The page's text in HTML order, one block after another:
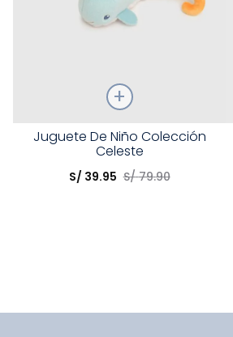
Talla
Elige una opción
Juguete De Niño Colección
Celeste
S/ 39.95 S/ 79.90